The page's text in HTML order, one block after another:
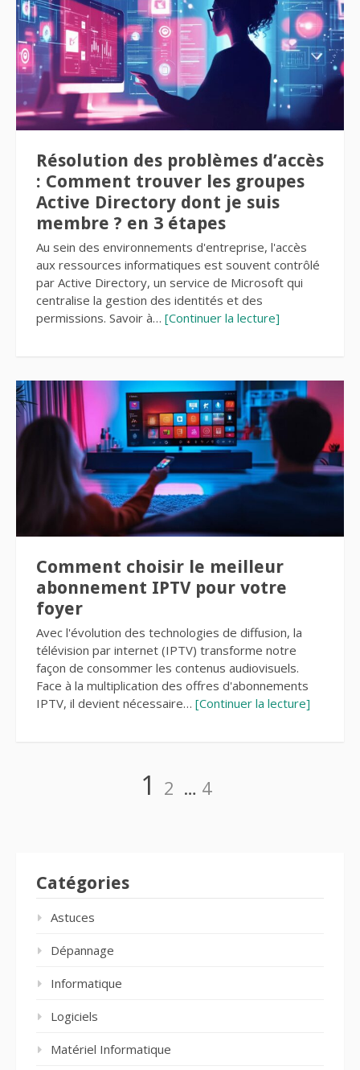
Résolution des problèmes d’accès
: Comment trouver les groupes
Active Directory dont je suis
membre ? en 3 étapes
Au sein des environnements d'entreprise, l'accès
aux ressources informatiques est souvent contrôlé
par Active Directory, un service de Microsoft qui
centralise la gestion des identités et des
permissions. Savoir à… [Continuer la lecture]
Comment choisir le meilleur
abonnement IPTV pour votre
foyer
Avec l'évolution des technologies de diffusion, la
télévision par internet (IPTV) transforme notre
façon de consommer les contenus audiovisuels.
Face à la multiplication des offres d'abonnements
IPTV, il devient nécessaire… [Continuer la lecture]
Page
1 Page
2 … Page
4
Catégories
Astuces
Dépannage
Informatique
Logiciels
Matériel Informatique